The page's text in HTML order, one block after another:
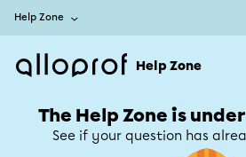
Help Zone
Help Zone
The Help Zone is
See if your question has